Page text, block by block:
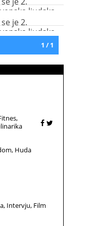
ljudska
je 2.
ljudska
1 / 1
Huda
Intervju Film